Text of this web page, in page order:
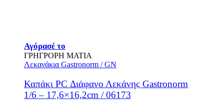
Αγόρασέ το
ΓΡΗΓΡΟΡΗ ΜΑΤΙΑ
Λεκανάκια Gastronorm / GN
Καπάκι PC Διάφανο Λεκάνης Gastronorm
1/6 – 17,6×16,2cm / 06173